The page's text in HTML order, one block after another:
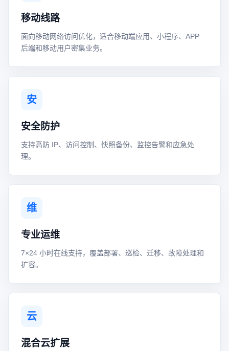
移动线路
面向移动网络访问优化，适合移动端应用、小程序、APP
后端和移动用户密集业务。
安
安全防护
支持高防 IP、访问控制、快照备份、监控告警和应急处
理。
维
专业运维
7×24 小时在线支持，覆盖部署、巡检、迁移、故障处理和
扩容。
云
混合云扩展